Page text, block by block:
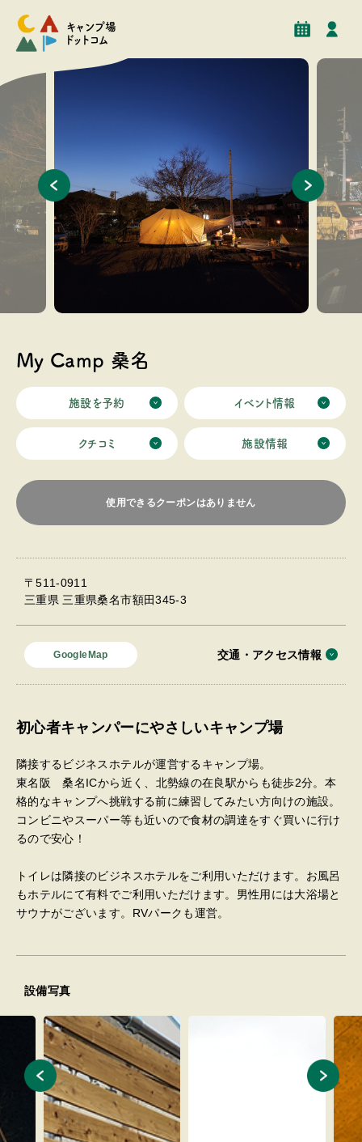
キャンプ場
ドットコム
予約 施設情報
My Camp 桑名
施設を予約 イベント情報
クチコミ 施設情報
使用できるクーポンはありません
〒511-0911
三重県 三重県桑名市額田345-3
GoogleMap 交通・アクセス情報
初心者キャンパーにやさしいキャンプ場
隣接するビジネスホテルが運営するキャンプ場。
東名阪 桑名ICから近く、北勢線の在良駅からも徒歩2分。本
格的なキャンプへ挑戦する前に練習してみたい方向けの施設。
コンビニやスーパー等も近いので食材の調達をすぐ買いに行け
るので安心！
トイレは隣接のビジネスホテルをご利用いただけます。お風呂
もホテルにて有料でご利用いただけます。男性用には大浴場と
サウナがございます。RVパークも運営。
設備写真